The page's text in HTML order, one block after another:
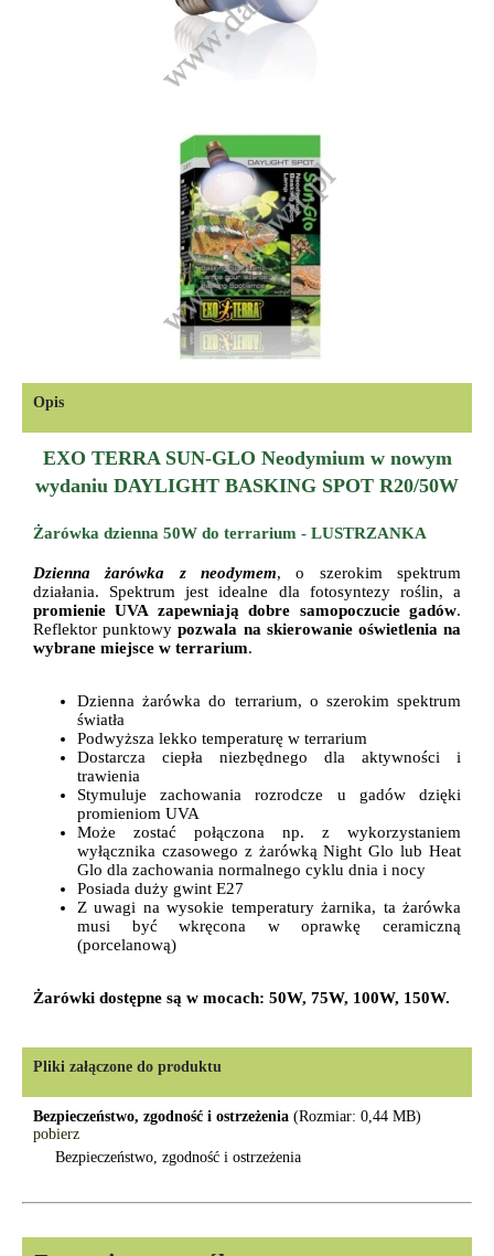
Opis
EXO TERRA SUN-GLO Neodymium w nowym
wydaniu DAYLIGHT BASKING SPOT R20/50W
Żarówka dzienna 50W do terrarium - LUSTRZANKA
Dzienna żarówka z neodymem, o szerokim spektrum
działania. Spektrum jest idealne dla fotosyntezy roślin, a
promienie UVA zapewniają dobre samopoczucie gadów.
Reflektor punktowypozwala na skierowanie oświetlenia na
wybrane miejsce w terrarium.
Dzienna żarówka do terrarium, o szerokim spektrum
światła
Podwyższa lekko temperaturę w terrarium
Dostarcza ciepła niezbędnego dla aktywności i
trawienia
Stymuluje zachowania rozrodcze u gadów dzięki
promieniom UVA
Może zostać połączona np. z wykorzystaniem
wyłącznika czasowego z żarówką Night Glo lub Heat
Glo dla zachowania normalnego cyklu dnia i nocy
Posiada duży gwint E27
Z uwagi na wysokie temperatury żarnika, ta żarówka
musi być wkręcona w oprawkę ceramiczną
(porcelanową)
Żarówki dostępne są w mocach: 50W, 75W, 100W, 150W.
Pliki załączone do produktu
Bezpieczeństwo, zgodność i ostrzeżenia (Rozmiar: 0,44 MB)
pobierz
Bezpieczeństwo, zgodność i ostrzeżenia